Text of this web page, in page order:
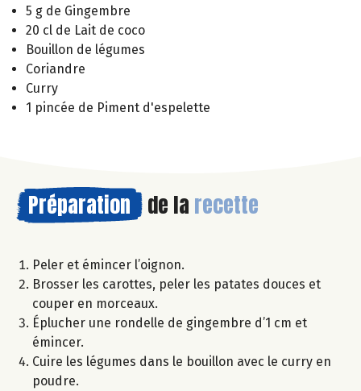
5 g de Gingembre
20 cl de Lait de coco
Bouillon de légumes
Coriandre
Curry
1 pincée de Piment d'espelette
Préparation de la recette
Peler et émincer l’oignon.
Brosser les carottes, peler les patates douces et
couper en morceaux.
Éplucher une rondelle de gingembre d’1 cm et
émincer.
Cuire les légumes dans le bouillon avec le curry en
poudre.